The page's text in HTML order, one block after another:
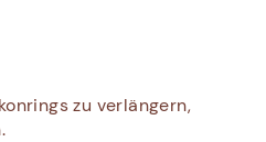
zu verlängern,